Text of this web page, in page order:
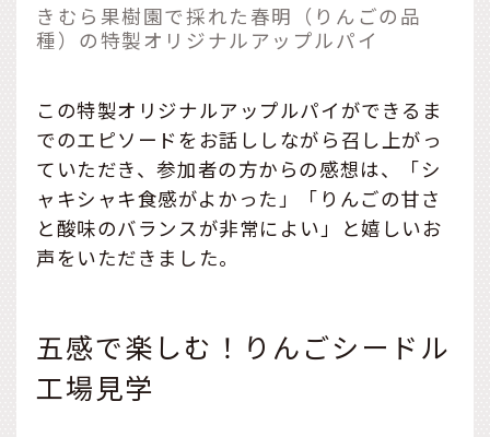
きむら果樹園で採れた春明（りんごの品
種）の特製オリジナルアップルパイ
この特製オリジナルアップルパイができるま
でのエピソードをお話ししながら召し上がっ
ていただき、参加者の方からの感想は、「シ
ャキシャキ食感がよかった」「りんごの甘さ
と酸味のバランスが非常によい」と嬉しいお
声をいただきました。
五感で楽しむ！りんごシードル
工場見学